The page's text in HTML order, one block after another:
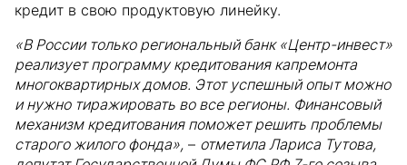
кредит в свою продуктовую линейку.
«В России только региональный банк «Центр-инвест»
реализует программу кредитования капремонта
многоквартирных домов. Этот успешный опыт можно
и нужно тиражировать во все регионы. Финансовый
механизм кредитования поможет решить проблемы
старого жилого фонда», – отметила Лариса Тутова,